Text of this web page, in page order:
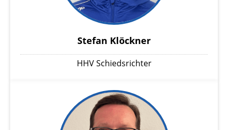
Stefan Klöckner
HHV Schiedsrichter